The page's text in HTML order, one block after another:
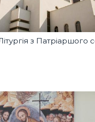
з Патріаршого